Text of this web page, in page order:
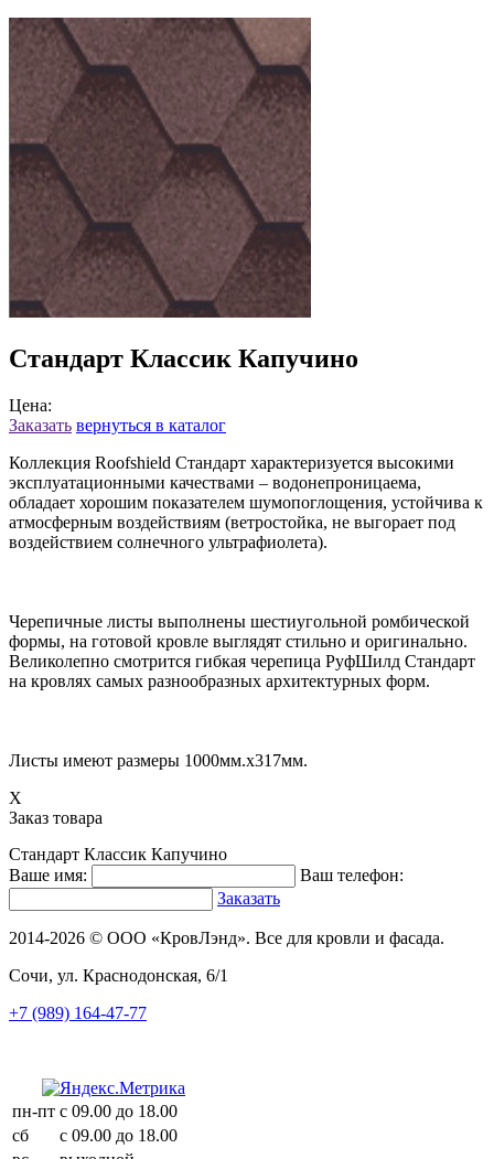
Стандарт Классик Капучино
Цена:
Заказать вернуться в каталог
Коллекция Roofshield Стандарт характеризуется высокими
эксплуатационными качествами – водонепроницаема,
обладает хорошим показателем шумопоглощения, устойчива к
атмосферным воздействиям (ветростойка, не выгорает под
воздействием солнечного ультрафиолета).
Черепичные листы выполнены шестиугольной ромбической
формы, на готовой кровле выглядят стильно и оригинально.
Великолепно смотрится гибкая черепица РуфШилд Стандарт
на кровлях самых разнообразных архитектурных форм.
Листы имеют размеры 1000мм.х317мм.
X
Заказ товара
Стандарт Классик Капучино
Ваше имя:
Ваш телефон:
Заказать
2014-2026 © ООО «КровЛэнд». Все для кровли и фасада.
Сочи, ул. Краснодонская, 6/1
+7 (989) 164-47-77
пн-пт с 09.00 до 18.00
сб
с 09.00 до 18.00